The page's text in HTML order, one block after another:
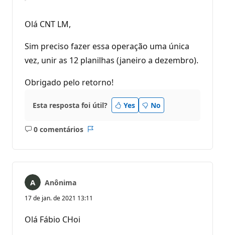
Olá CNT LM,
Sim preciso fazer essa operação uma única
vez, unir as 12 planilhas (janeiro a dezembro).
Obrigado pelo retorno!
Esta resposta foi útil? Yes No
0 comentários
Sem
Anônima
17 de jan. de 2021 13:11
Olá Fábio CHoi